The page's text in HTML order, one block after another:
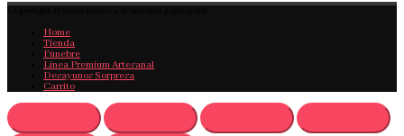
Home
Tienda
Fúnebre
Linea Premium Artesanal
Desayunos Sorpresa
Carrito